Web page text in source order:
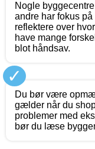
Nogle
andre har fokus
reflektere over
have mange
blot håndsav.
✓
Du bør være
gælder når du
problemer med
bør du læse